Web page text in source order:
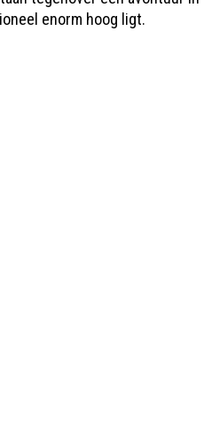
enorm hoog ligt.